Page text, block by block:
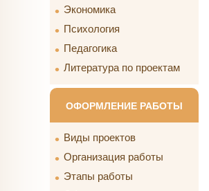
Экономика
Психология
Педагогика
Литература по проектам
ОФОРМЛЕНИЕ РАБОТЫ
Виды проектов
Организация работы
Этапы работы